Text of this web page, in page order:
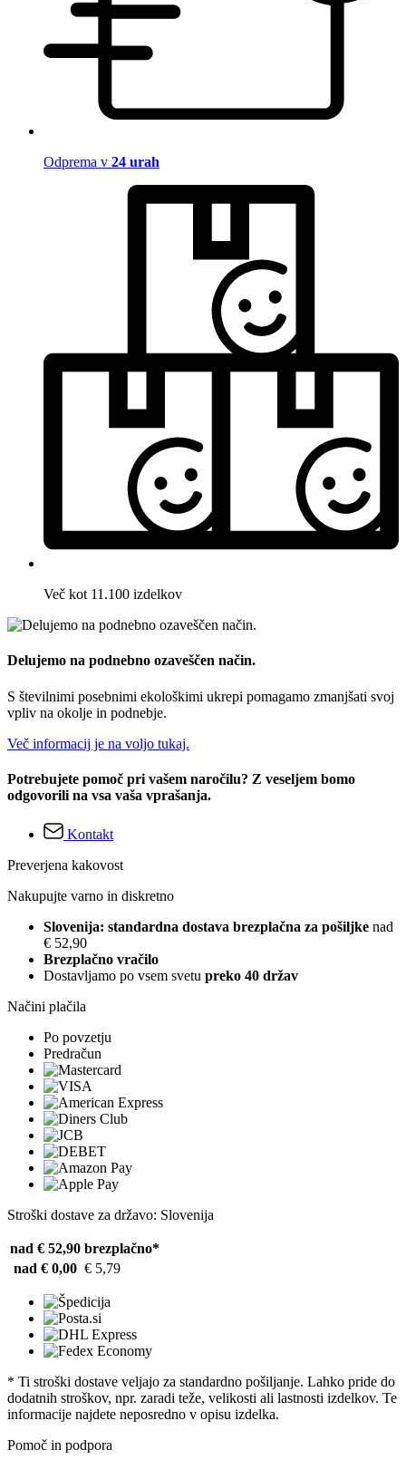
Odprema v 24 urah
Več kot 11.100 izdelkov
Delujemo na podnebno ozaveščen način.
S številnimi posebnimi ekološkimi ukrepi pomagamo zmanjšati svoj
vpliv na okolje in podnebje.
Več informacij je na voljo tukaj.
Potrebujete pomoč pri vašem naročilu? Z veseljem bomo
odgovorili na vsa vaša vprašanja.
Kontakt
Preverjena kakovost
Nakupujte varno in diskretno
Slovenija: standardna dostava brezplačna za pošiljke nad
€ 52,90
Brezplačno vračilo
Dostavljamo po vsem svetu preko 40 držav
Načini plačila
Po povzetju
Predračun
Stroški dostave za državo: Slovenija
nad € 52,90 brezplačno*
nad € 0,00 € 5,79
* Ti stroški dostave veljajo za standardno pošiljanje. Lahko pride do
dodatnih stroškov, npr. zaradi teže, velikosti ali lastnosti izdelkov. Te
informacije najdete neposredno v opisu izdelka.
Pomoč in podpora